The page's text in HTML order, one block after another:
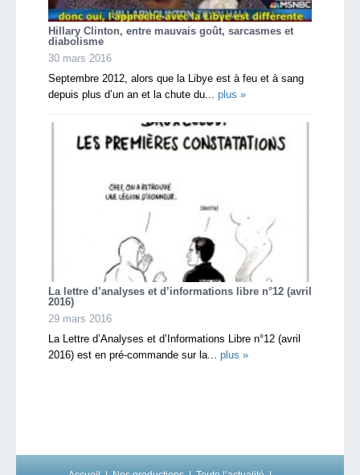
Hillary Clinton, entre mauvais goût, sarcasmes et
diabolisme
30 mars 2016
Septembre 2012, alors que la Libye est à feu et à sang
depuis plus d’un an et la chute du... plus »
La lettre d’analyses et d’informations libre n°12 (avril
2016)
29 mars 2016
La Lettre d’Analyses et d’Informations Libre n°12 (avril
2016) est en pré-commande sur la... plus »